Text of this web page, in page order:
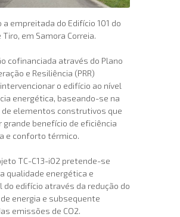
a empreitada do Edifício 101 do
Tiro, em Samora Correia.
cofinanciada através do Plano
e Resiliência (PRR)
o edifício ao nível
energética, baseando-se na
elementos construtivos que
grande benefício de eficiência
e conforto térmico.
TC-C13-i02 pretende-se
qualidade energética e
do edifício através da redução do
energia e subsequente
emissões de CO2.